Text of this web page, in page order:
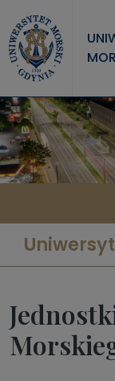
UNIWERSYTET
STUDIA
NAUKA